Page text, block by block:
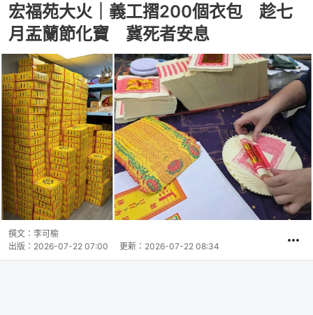
宏福苑大火｜義工摺200個衣包 趁七
月盂蘭節化寶 冀死者安息
撰文： 李可榆
出版： 2026-07-22 07:00 更新： 2026-07-22 08:34